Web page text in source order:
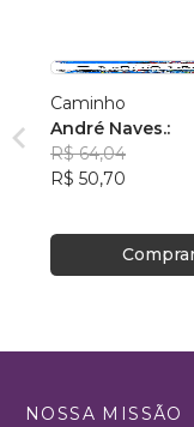
Caminho
André Naves.:
R$ 64,04
R$ 50,70
NOSSA MISSÃO